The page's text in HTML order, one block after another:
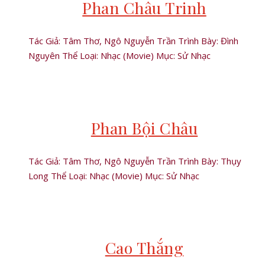
Phan Châu Trinh
Tác Giả: Tâm Thơ, Ngô Nguyễn Trần Trình Bày: Đình
Nguyên Thể Loại: Nhạc (Movie) Mục: Sử Nhạc
Phan Bội Châu
Tác Giả: Tâm Thơ, Ngô Nguyễn Trần Trình Bày: Thụy
Long Thể Loại: Nhạc (Movie) Mục: Sử Nhạc
Cao Thắng